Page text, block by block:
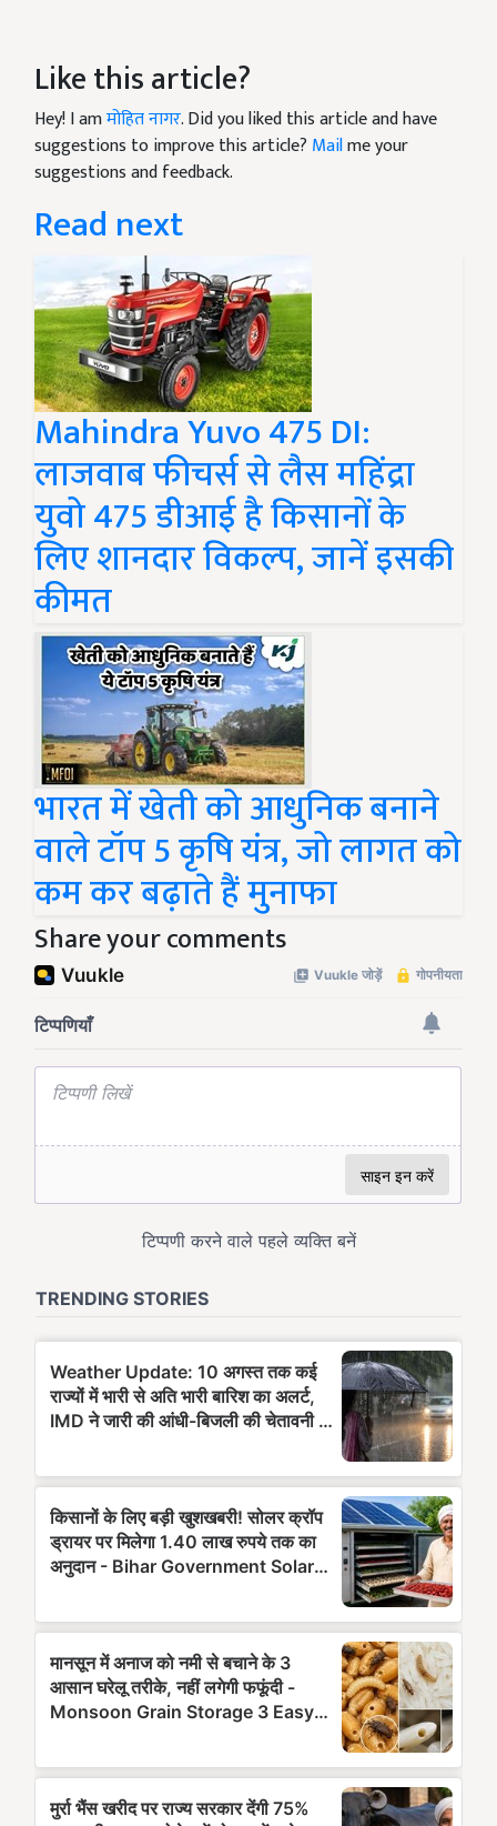
Like this article?
Hey! I amमोहित नागर. Did you liked this article and have
suggestions to improve this article? Mailme your
suggestions and feedback.
Read next
Mahindra Yuvo 475 DI:
लाजवाब फीचर्स से लैस महिंद्रा
युवो 475 डीआई है किसानों के
लिए शानदार विकल्प, जानें इसकी
कीमत
भारत में खेती को आधुनिक बनाने
वाले टॉप 5 कृषि यंत्र, जो लागत को
कम कर बढ़ाते हैं मुनाफा
Share your comments